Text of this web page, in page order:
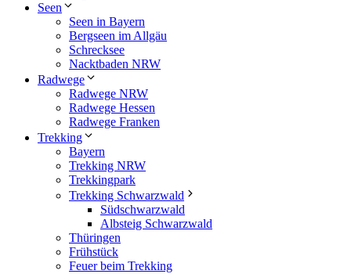
Seen
Seen in Bayern
Bergseen im Allgäu
Schrecksee
Nacktbaden NRW
Radwege
Radwege NRW
Radwege Hessen
Radwege Franken
Trekking
Bayern
Trekking NRW
Trekkingpark
Trekking Schwarzwald
Südschwarzwald
Albsteig Schwarzwald
Thüringen
Frühstück
Feuer beim Trekking